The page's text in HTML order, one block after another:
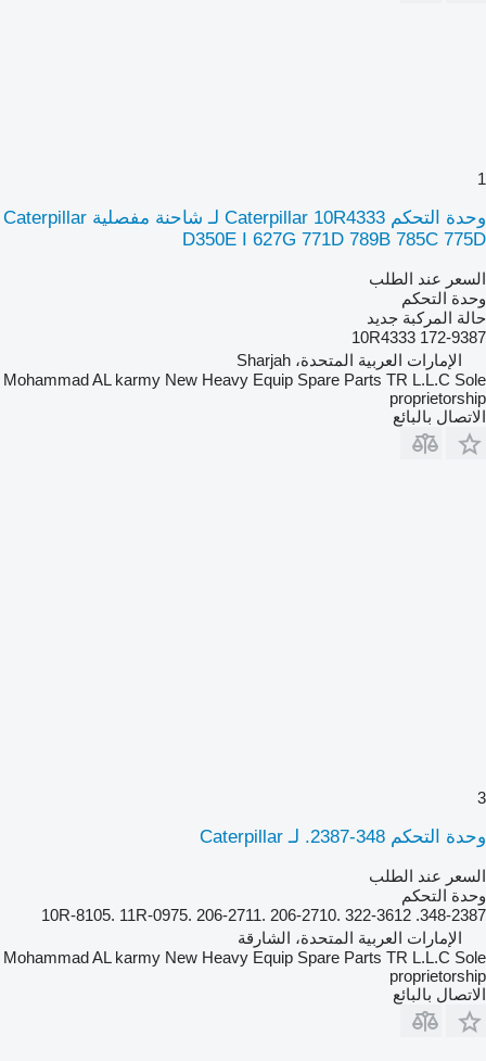
1
وحدة التحكم Caterpillar 10R4333 لـ شاحنة مفصلية Caterpillar
D350E I 627G 771D 789B 785C 775D
السعر عند الطلب
وحدة التحكم
حالة المركبة جديد
10R4333 172-9387
الإمارات العربية المتحدة، Sharjah
Mohammad AL karmy New Heavy Equip Spare Parts TR L.L.C Sole
proprietorship
الاتصال بالبائع
3
وحدة التحكم 348-2387. لـ Caterpillar
السعر عند الطلب
وحدة التحكم
348-2387. 10R-8105. 11R-0975. 206-2711. 206-2710. 322-3612
الإمارات العربية المتحدة، الشارقة
Mohammad AL karmy New Heavy Equip Spare Parts TR L.L.C Sole
proprietorship
الاتصال بالبائع